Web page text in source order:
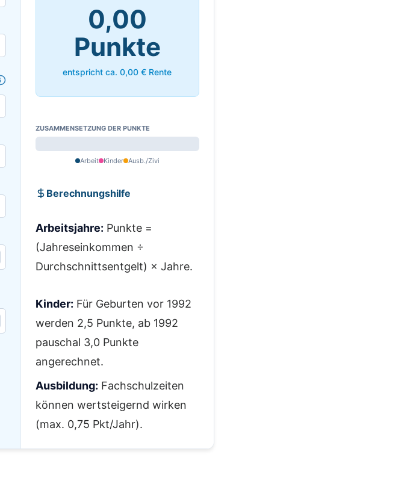
0,00
Punkte
entspricht ca. 0,00 € Rente
ZUSAMMENSETZUNG DER PUNKTE
Arbeit Kinder Ausb./Zivi
Berechnungshilfe
Arbeitsjahre: Punkte =
(Jahreseinkommen ÷
Durchschnittsentgelt) × Jahre.
Kinder: Für Geburten vor 1992
werden 2,5 Punkte, ab 1992
pauschal 3,0 Punkte
angerechnet.
Ausbildung: Fachschulzeiten
können wertsteigernd wirken
(max. 0,75 Pkt/Jahr).